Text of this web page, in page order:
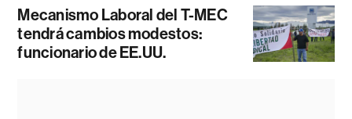
Mecanismo Laboral del T-MEC
tendrá cambios modestos:
funcionario de EE.UU.